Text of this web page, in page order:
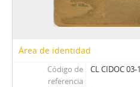
34 - Libro titulado Los muertos en falsos
35 - Folletín de los discursos universitarios expuestos
37 - Estudio mecanografiado de
39 - Reglamento orgánico del
Área de identidad
Código de
referencia
CL CIDOC 03-